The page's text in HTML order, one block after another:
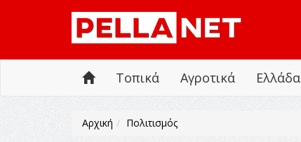
Τοπικά Αγροτικά Ελλάδα
Αρχική Πολιτισμός